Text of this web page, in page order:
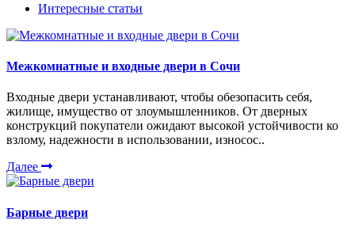
Интересные статьи
Межкомнатные и входные двери в Сочи
Входные двери устанавливают, чтобы обезопасить себя,
жилище, имущество от злоумышленников. От дверных
конструкций покупатели ожидают высокой устойчивости ко
взлому, надежности в использовании, износос..
Далее
Барные двери